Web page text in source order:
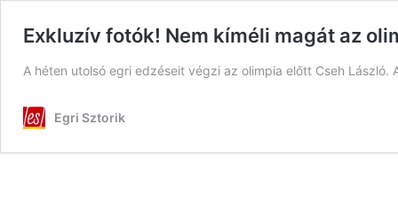
Exkluzív fotók! Nem kíméli magát az
A héten utolsó egri edzéseit végzi az olimpia előtt Cseh
Egri Sztorik